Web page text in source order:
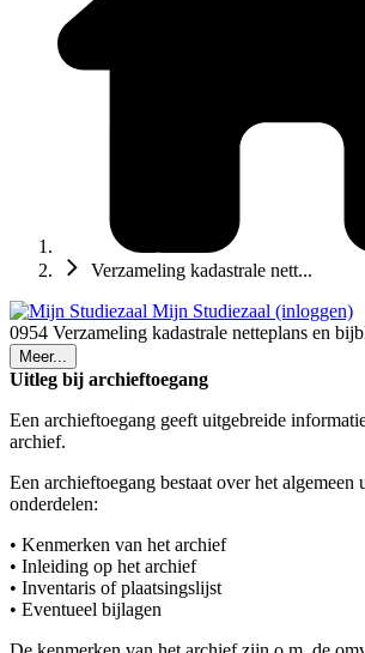
Verzameling kadastrale nett...
Mijn Studiezaal (inloggen)
0954 Verzameling kadastrale netteplans en
Meer...
Uitleg bij archieftoegang
Een archieftoegang geeft uitgebreide
archief.
Een archieftoegang bestaat over het algemeen
onderdelen:
• Kenmerken van het archief
• Inleiding op het archief
• Inventaris of plaatsingslijst
• Eventueel bijlagen